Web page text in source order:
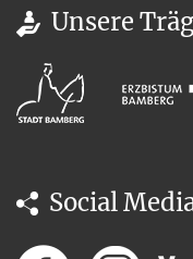
Unsere
Social